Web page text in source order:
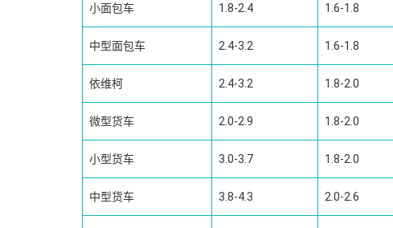
小面包车 1.8-2.4 1.6-1.8
中型面包车 2.4-3.2 1.6-1.8
依维柯 2.4-3.2 1.8-2.0
微型货车 2.0-2.9 1.8-2.0
小型货车 3.0-3.7 1.8-2.0
中型货车 3.8-4.3 2.0-2.6